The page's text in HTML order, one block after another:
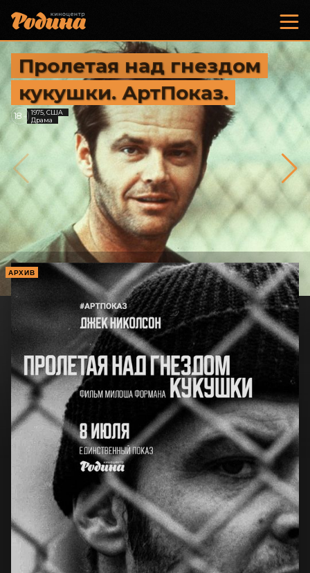
Пролетая над гнездом
кукушки. АртПоказ.
18 + 1975, США
Драма
АРХИВ